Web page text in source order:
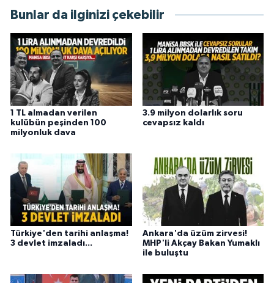
Bunlar da ilginizi çekebilir
1 TL almadan verilen
kulübün peşinden 100
milyonluk dava
3.9 milyon dolarlık soru
cevapsız kaldı
Türkiye'den tarihi anlaşma!
3 devlet imzaladı...
Ankara'da üzüm zirvesi!
MHP'li Akçay Bakan Yumaklı
ile buluştu